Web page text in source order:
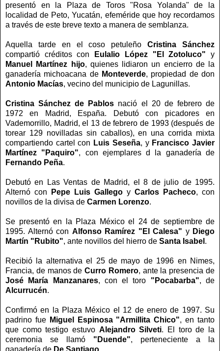
presentó en la Plaza de Toros "Rosa Yolanda" de la
localidad de Peto, Yucatán, efeméride que hoy recordamos
a través de este breve texto a manera de semblanza.
Aquella tarde en el coso petuleñoCristina Sánchez
compartió créditos con
Eulalio López "El Zotoluco" y
Manuel Martínez hijo, quienes lidiaron un encierro de la
ganadería michoacana de Monteverde, propiedad de don
Antonio Macías, vecino del municipio de Lagunillas.
Cristina Sánchez de Pablos nació el 20 de febrero de
1972 en Madrid, España. Debutó con picadores en
Vademorrillo, Madrid, el 13 de febrero de 1993 (después de
torear 129 novilladas sin caballos), en una corrida mixta
compartiendo cartel con Luis Seseña, y Francisco Javier
Martínez "Paquiro", con ejemplares d la ganadería de
Fernando Peña.
Debutó en Las Ventas de Madrid, el 8 de julio de 1995.
Alternó con
Pepe Luis Gallego y Carlos Pacheco, con
novillos de la divisa de Carmen Lorenzo.
Se presentó en la Plaza México el 24 de septiembre de
1995. Alternó con Alfonso Ramírez "El Calesa" y Diego
Martín "Rubito", ante novillos del hierro de Santa Isabel .
Recibió la alternativa el 25 de mayo de 1996 en Nimes,
Francia, de manos deCurro Romero, ante la presencia de
José María Manzanares, con el toro "Pocabarba", de
Alcurrucén.
Confirmó en la Plaza México el 12 de enero de 1997. Su
padrino fue Miguel Espinosa "Armillita Chico", en tanto
que como testigo estuvo Alejandro Silveti. El toro de la
ceremonia se llamó "Duende", perteneciente a la
ganadería de De Santiago